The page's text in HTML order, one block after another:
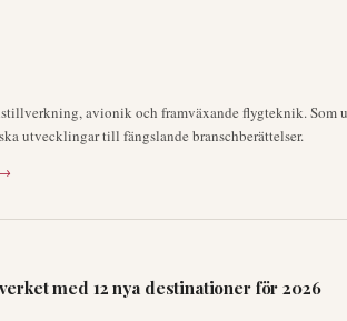
avionik och framväxande flygteknik. Som
utvecklingar till fängslande branschberättelser.
→
med 12 nya destinationer för 2026